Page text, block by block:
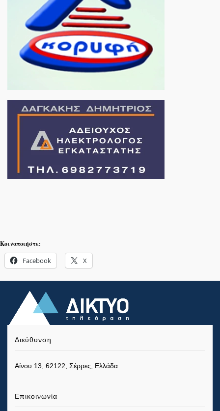
Κοινοποιήστε:
Facebook X
Διεύθυνση
Αίνου 13, 62122, Σέρρες, Ελλάδα
Επικοινωνία